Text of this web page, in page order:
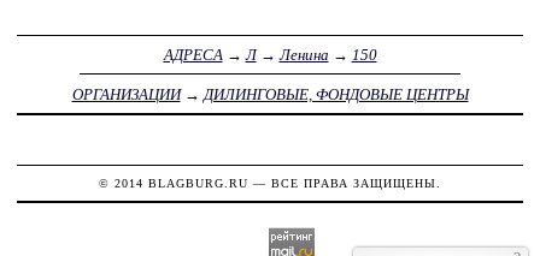
АДРЕСА→Л→Ленина → 150
ОРГАНИЗАЦИИ→ ДИЛИНГОВЫЕ, ФОНДОВЫЕ ЦЕНТРЫ
© 2014 BLAGBURG.RU — ВСЕ ПРАВА ЗАЩИЩЕНЫ.